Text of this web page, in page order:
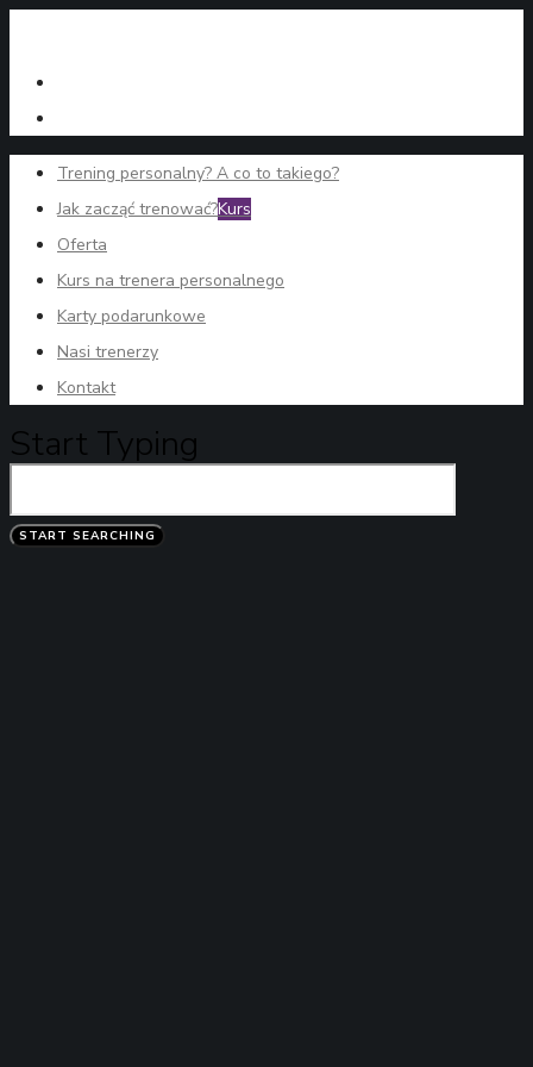
Trening personalny? A co to takiego?
Jak zacząć trenować?Kurs
Oferta
Kurs na trenera personalnego
Karty podarunkowe
Nasi trenerzy
Kontakt
Start Typing